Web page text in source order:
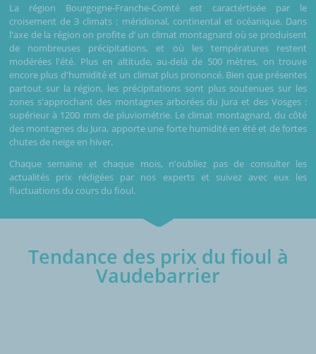
La région Bourgogne-Franche-Comté est caractértisée par le
croisement de 3 climats : méridional, continental et océanique. Dans
l'axe de la région on profite d’ un climat montagnard où se produisent
de nombreuses précipitations, et où les températures restent
modérées l'été. Plus en altitude, au-delà de 500 mètres, on trouve
encore plus d'humidité et un climat plus prononcé. Bien que présentes
partout sur la région, les précipitations sont plus soutenues sur les
zones s'approchant des montagnes arborées du Jura et des Vosges :
supérieur à 1200 mm de pluviométrie. Le climat montagnard, du côté
des montagnes du Jura, apporte une forte humidité en été et de fortes
chutes de neige en hiver.
Chaque semaine et chaque mois, n'oubliez pas de consulter les
actualités prix rédigées par nos experts et suivez avec eux les
fluctuations du cours du fioul.
Tendance des prix du fioul à
Vaudebarrier